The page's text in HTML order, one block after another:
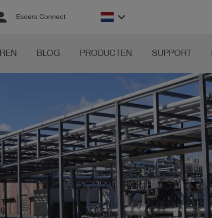
Esders Connect keyboard_arrow_down
BLOG PRODUCTEN SUPPORT